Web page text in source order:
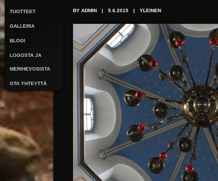
TUOTTEET
GALLERIA
BLOGI
LOGOSTA JA
MERIHEVOSISTA
OTA YHTEYTTÄ
BY ADMIN | 5.6.2015 | YLEINEN